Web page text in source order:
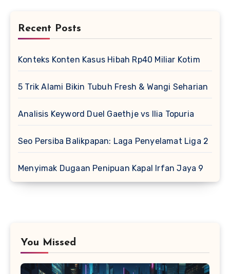
Recent Posts
Konteks Konten Kasus Hibah Rp40 Miliar Kotim
5 Trik Alami Bikin Tubuh Fresh & Wangi Seharian
Analisis Keyword Duel Gaethje vs Ilia Topuria
Seo Persiba Balikpapan: Laga Penyelamat Liga 2
Menyimak Dugaan Penipuan Kapal Irfan Jaya 9
You Missed